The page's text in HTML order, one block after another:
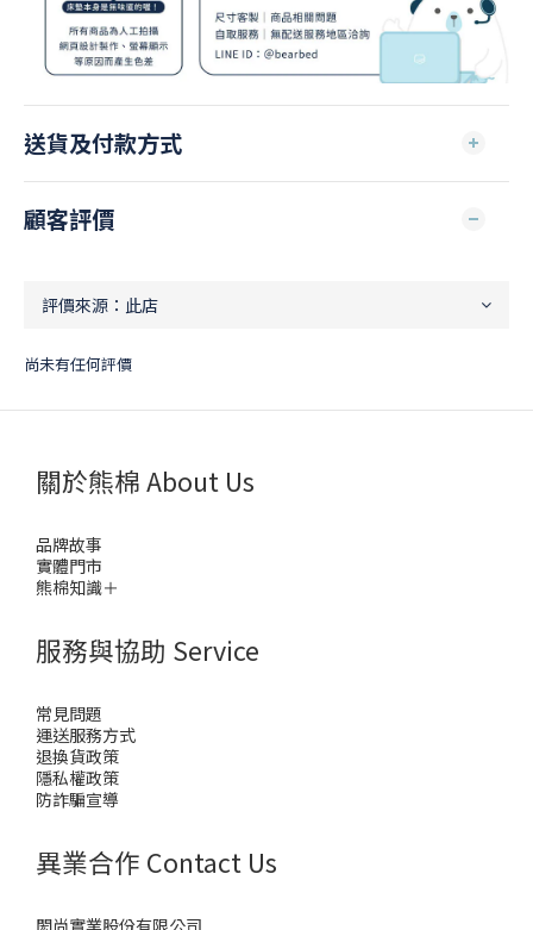
送貨及付款方式
顧客評價
尚未有任何評價
關於熊棉 About Us
品牌故事
實體門市
熊棉知識＋
服務與協助 Service
常見問題
運送服務方式
退換貨政策
隱私權政策
防詐騙宣導
異業合作 Contact Us
閎尚實業股份有限公司